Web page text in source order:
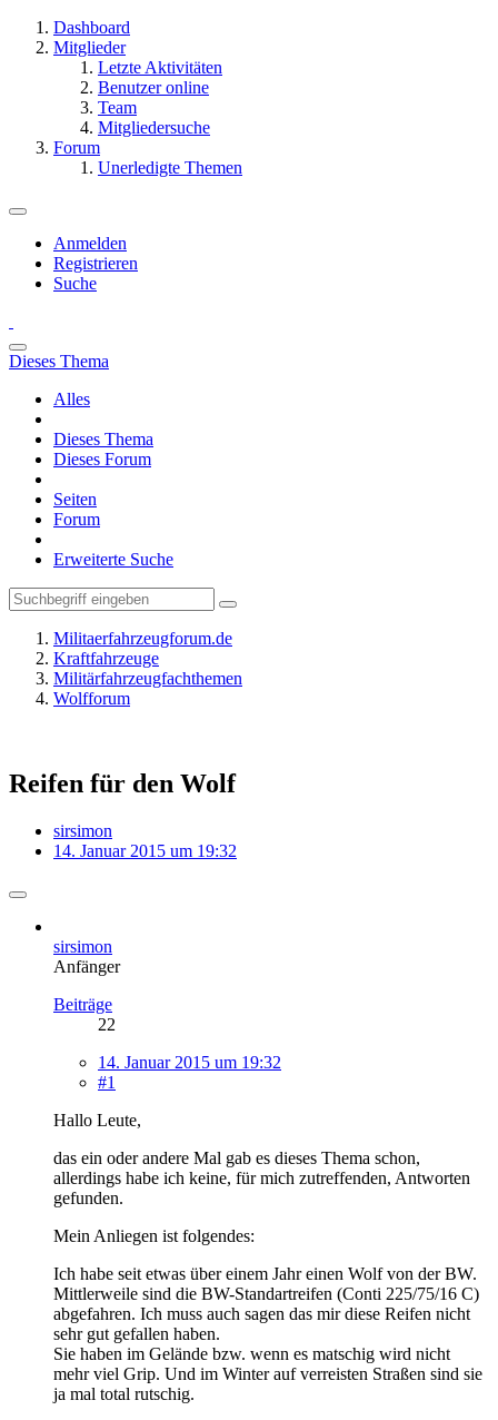
Dashboard
Mitglieder
Letzte Aktivitäten
Benutzer online
Team
Mitgliedersuche
Forum
Unerledigte Themen
Anmelden
Registrieren
Suche
Dieses Thema
Alles
Dieses Thema
Dieses Forum
Seiten
Forum
Erweiterte Suche
Militaerfahrzeugforum.de
Kraftfahrzeuge
Militärfahrzeugfachthemen
Wolfforum
Reifen für den Wolf
sirsimon
14. Januar 2015 um 19:32
sirsimon
Anfänger
Beiträge
22
14. Januar 2015 um 19:32
#1
Hallo Leute,
das ein oder andere Mal gab es dieses Thema schon,
allerdings habe ich keine, für mich zutreffenden, Antworten
gefunden.
Mein Anliegen ist folgendes:
Ich habe seit etwas über einem Jahr einen Wolf von der BW.
Mittlerweile sind die BW-Standartreifen (Conti 225/75/16 C)
abgefahren. Ich muss auch sagen das mir diese Reifen nicht
sehr gut gefallen haben.
Sie haben im Gelände bzw. wenn es matschig wird nicht
mehr viel Grip. Und im Winter auf verreisten Straßen sind sie
ja mal total rutschig.